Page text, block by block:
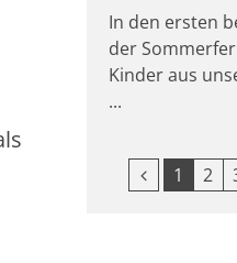
In den ersten
der
Kinder aus
...
Vorherige
1 2